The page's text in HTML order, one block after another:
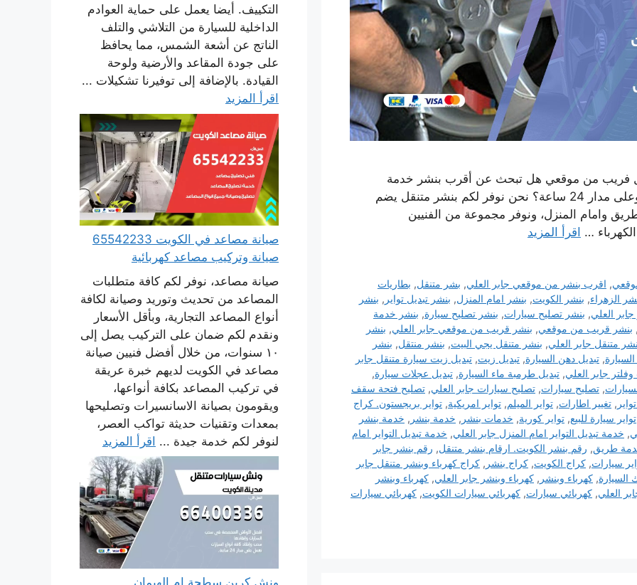
فريب من موقعي هل تبحث عن أقرب بنشر خدمة
سيارات متنقلة بجابر العلي يصل اليك اينما كنت وعلى مدار 24 ساعة؟ نحن نوفر لكم بنشر متنقل يضم
وامام المنزل، ونوفر مجموعة من الفنيين
… اقرأ المزيد
, اقرب بنشر من موقعي جابر العلي, بشر متنقل, بطاريات
الزهراء, بنشر الكويت, بنشر امام المنزل, بنشر تبديل تواير , بنشر
العلي, بنشر تصليح سيارات, بنشر تصليح سيارة, بنشر خدمة
, بنشر قريب من موقعي, بنشر قريب من موقعي جابر العلي, بنشر
متنقل جابر العلي, بنشر متنقل يجي البيت, بنشر منتقل, بنشر
, تبديل دهن السيارة, تبديل زيت, تبديل زيت سيارة متنقل جابر
جابر العلي, تبديل طرمبة ماء السيارة, تبديل عجلات سيارة,
, تصليح سيارات, تصليح سيارات جابر العلي, تصليح فتحة سقف
, تغيير اطارات, تواير الميلم, تواير امريكية, تواير بريجستون. كراج
تواير سيارة للبيع, تواير كورية, خدمات بنشر , خدمة بنشر , خدمة بنشر
, خدمة تبديل التواير امام المنزل جابر العلي, خدمة تبديل التواير امام
طريق, رقم بنشر الكويت. ارقام بنشر متنقل, رقم بنشر جابر
سيارات, كراج الكويت, كراج بنشر , كراج كهرباء وبنشر متنقل جابر
السيارة, كهرباء وبنشر , كهرباء وبنشر جابر العلي, كهرباء وبنشر
العلي, كهربائي سيارات, كهربائي سيارات الكويت, كهربائي سيارات
التكييف. أيضا يعمل على حماية العوادم
الداخلية للسيارة من التلاشي والتلف
الناتج عن أشعة الشمس، مما يحافظ
على جودة المقاعد والأرضية ولوحة
القيادة. بالإضافة إلى توفيرنا تشكيلات ...
اقرأ المزيد
صيانة مصاعد في الكويت 65542233
صيانة وتركيب مصاعد كهربائية
صيانة مصاعد، نوفر لكم كافة متطلبات
المصاعد من تحديث وتوريد وصيانة لكافة
أنواع المصاعد التجارية، وبأقل الأسعار
ونقدم لكم ضمان على التركيب يصل إلى
١٠ سنوات، من خلال أفضل فنيين صيانة
مصاعد في الكويت لديهم خبرة عريقة
في تركيب المصاعد بكافة أنواعها،
ويقومون بصيانة الاسانسيرات وتصليحها
بمعدات وتقنيات حديثة تواكب العصر،
لنوفر لكم خدمة جيدة ... اقرأ المزيد
ونش كرين سطحة ام الهيمان